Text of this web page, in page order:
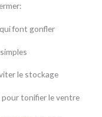
font gonfler
le stockage
pour tonifier le ventre